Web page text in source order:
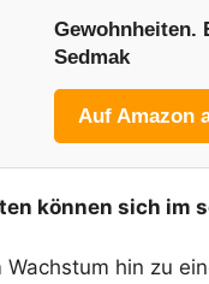
Gewohnheiten.
Sedmak
Auf Amazon
können sich im
Wachstum hin zu